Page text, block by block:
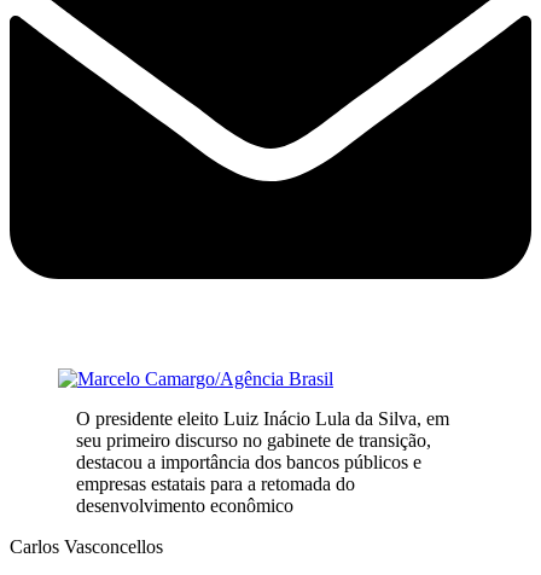
O presidente eleito Luiz Inácio Lula da Silva, em
seu primeiro discurso no gabinete de transição,
destacou a importância dos bancos públicos e
empresas estatais para a retomada do
desenvolvimento econômico
Carlos Vasconcellos